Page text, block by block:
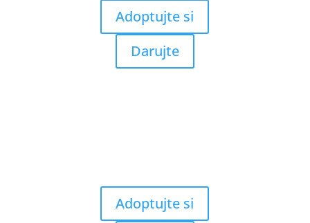
Adoptujte si
Darujte
Adoptujte si